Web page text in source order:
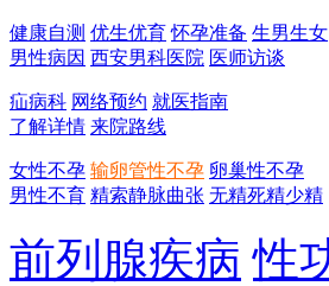
健康自测 优生优育 怀孕准备 生男生女
男性病因 西安男科医院 医师访谈
疝病科 网络预约 就医指南
了解详情 来院路线
女性不孕 输卵管性不孕 卵巢性不孕
男性不育 精索静脉曲张 无精死精少精
前列腺疾病 性